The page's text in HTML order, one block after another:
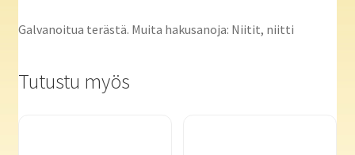
Galvanoitua terästä. Muita hakusanoja: Niitit, niitti
Tutustu myös